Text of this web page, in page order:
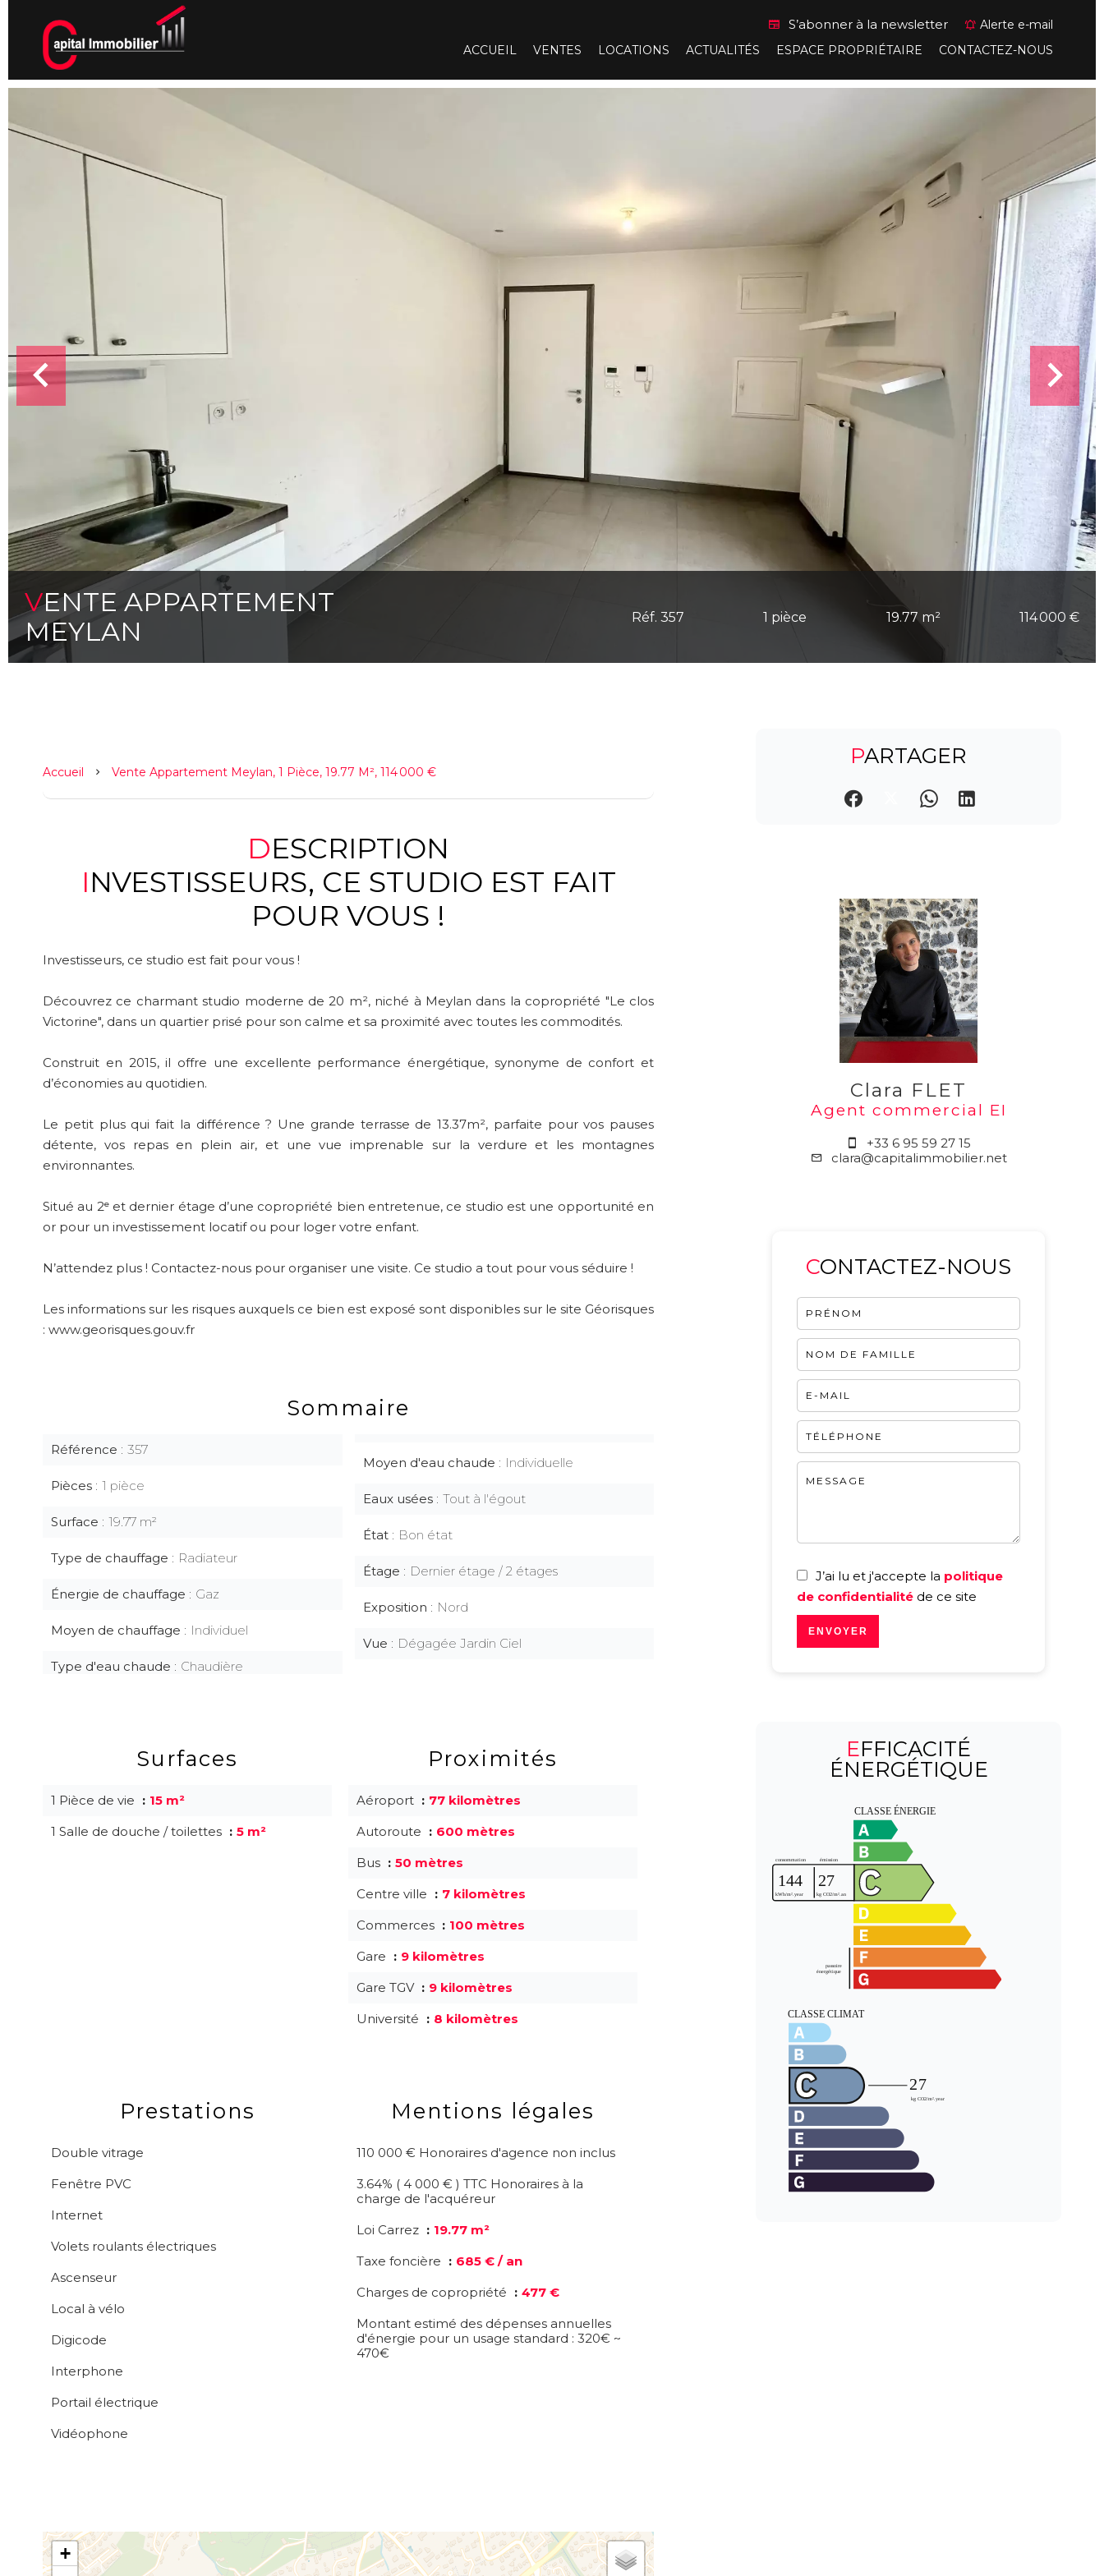
S’abonner à la newsletter
Alerte e-mail
ACCUEIL
VENTES LOCATIONS ACTUALITÉS ESPACE PROPRIÉTAIRE CONTACTEZ-NOUS
VENTE APPARTEMENT
MEYLAN
Réf. 357 1 pièce 19.77 m² 114 000 €
Accueil Vente Appartement Meylan, 1 Pièce, 19.77 M², 114 000 €
DESCRIPTION
INVESTISSEURS, CE STUDIO EST FAIT
POUR VOUS !
Investisseurs, ce studio est fait pour vous !
Découvrez ce charmant studio moderne de 20 m², niché à Meylan dans la copropriété "Le clos
Victorine", dans un quartier prisé pour son calme et sa proximité avec toutes les commodités.
Construit en 2015, il offre une excellente performance énergétique, synonyme de confort et
d’économies au quotidien.
Le petit plus qui fait la différence ? Une grande terrasse de 13.37m², parfaite pour vos pauses
détente, vos repas en plein air, et une vue imprenable sur la verdure et les montagnes
environnantes.
Situé au 2ᵉ et dernier étage d’une copropriété bien entretenue, ce studio est une opportunité en
or pour un investissement locatif ou pour loger votre enfant.
N’attendez plus ! Contactez-nous pour organiser une visite. Ce studio a tout pour vous séduire !
Les informations sur les risques auxquels ce bien est exposé sont disponibles sur le site Géorisques
: www.georisques.gouv.fr
Sommaire
Référence 357
Pièces 1 pièce
Surface 19.77 m²
Type de chauffage Radiateur
Énergie de chauffage Gaz
Moyen de chauffage Individuel
Type d'eau chaude Chaudière
Moyen d'eau chaude Individuelle
Eaux usées Tout à l'égout
État Bon état
Étage Dernier étage / 2 étages
Exposition Nord
Vue Dégagée Jardin Ciel
Surfaces
1 Pièce de vie
15 m²
1 Salle de douche / toilettes
5 m²
Proximités
Aéroport
77 kilomètres
Autoroute
600 mètres
Bus
50 mètres
Centre ville
7 kilomètres
Commerces
100 mètres
Gare
9 kilomètres
Gare TGV
9 kilomètres
Université
8 kilomètres
Prestations
Double vitrage
Fenêtre PVC
Internet
Volets roulants électriques
Ascenseur
Local à vélo
Digicode
Interphone
Portail électrique
Vidéophone
Mentions légales
110 000 € Honoraires d'agence non inclus
3.64% ( 4 000 € ) TTC Honoraires à la
charge de l'acquéreur
Loi Carrez
19.77 m²
Taxe foncière
685 € / an
Charges de copropriété
477 €
Montant estimé des dépenses annuelles
d'énergie pour un usage standard : 320€ ~
470€
+
PARTAGER
Clara FLET
Agent commercial EI
+33 6 95 59 27 15
clara@capitalimmobilier.net
CONTACTEZ-NOUS
J’ai lu et j'accepte la politique
de confidentialité de ce site
ENVOYER
EFFICACITÉ
ÉNERGÉTIQUE